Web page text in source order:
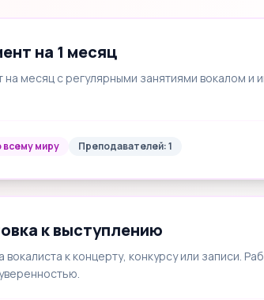
на 1 месяц
месяц с регулярными занятиями вокалом и
всему миру Преподавателей: 1
к выступлению
вокалиста к концерту, конкурсу или записи.